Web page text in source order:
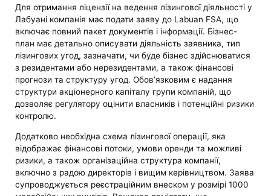
Для отримання ліцензії на ведення лізингової діяльності у
Лабуані компанія має подати заяву до Labuan FSA, що
включає повний пакет документів і інформації. Бізнес-
план має детально описувати діяльність заявника, тип
лізингових угод, зазначати, чи буде бізнес здійснюватися
з резидентами або нерезидентами, а також фінансові
прогнози та структуру угод. Обов’язковим є надання
структури акціонерного капіталу групи компаній, що
дозволяє регулятору оцінити власників і потенційні ризики
контролю.
Додатково необхідна схема лізингової операції, яка
відображає фінансові потоки, умови оренди та можливі
ризики, а також організаційна структура компанії,
включно з радою директорів і вищим керівництвом. Заява
супроводжується реєстраційним внеском у розмірі 1000